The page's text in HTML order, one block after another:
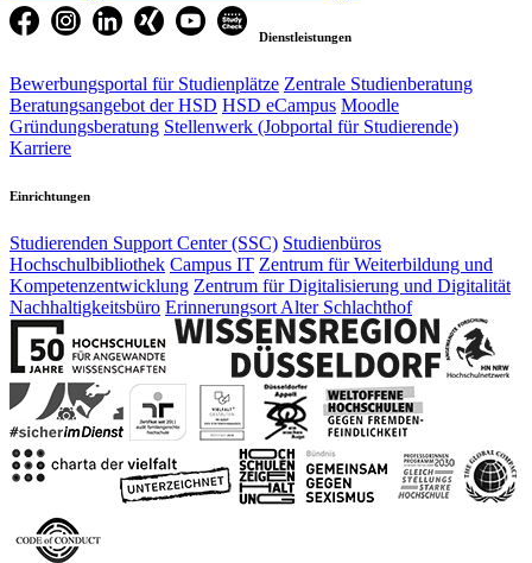
Dienstleistungen
Bewerbungsportal für Studienplätze Zentrale Studienberatung
Beratungsangebot der HSD HSD eCampus Moodle
Gründungsberatung Stellenwerk (Jobportal für Studierende)
Karriere
Einrichtungen
Studierenden Support Center (SSC) Studienbüros
Hochschulbibliothek Campus IT Zentrum für Weiterbildung und
Kompetenzentwicklung Zentrum für Digitalisierung und Digitalität
Nachhaltigkeitsbüro Erinnerungsort Alter Schlachthof